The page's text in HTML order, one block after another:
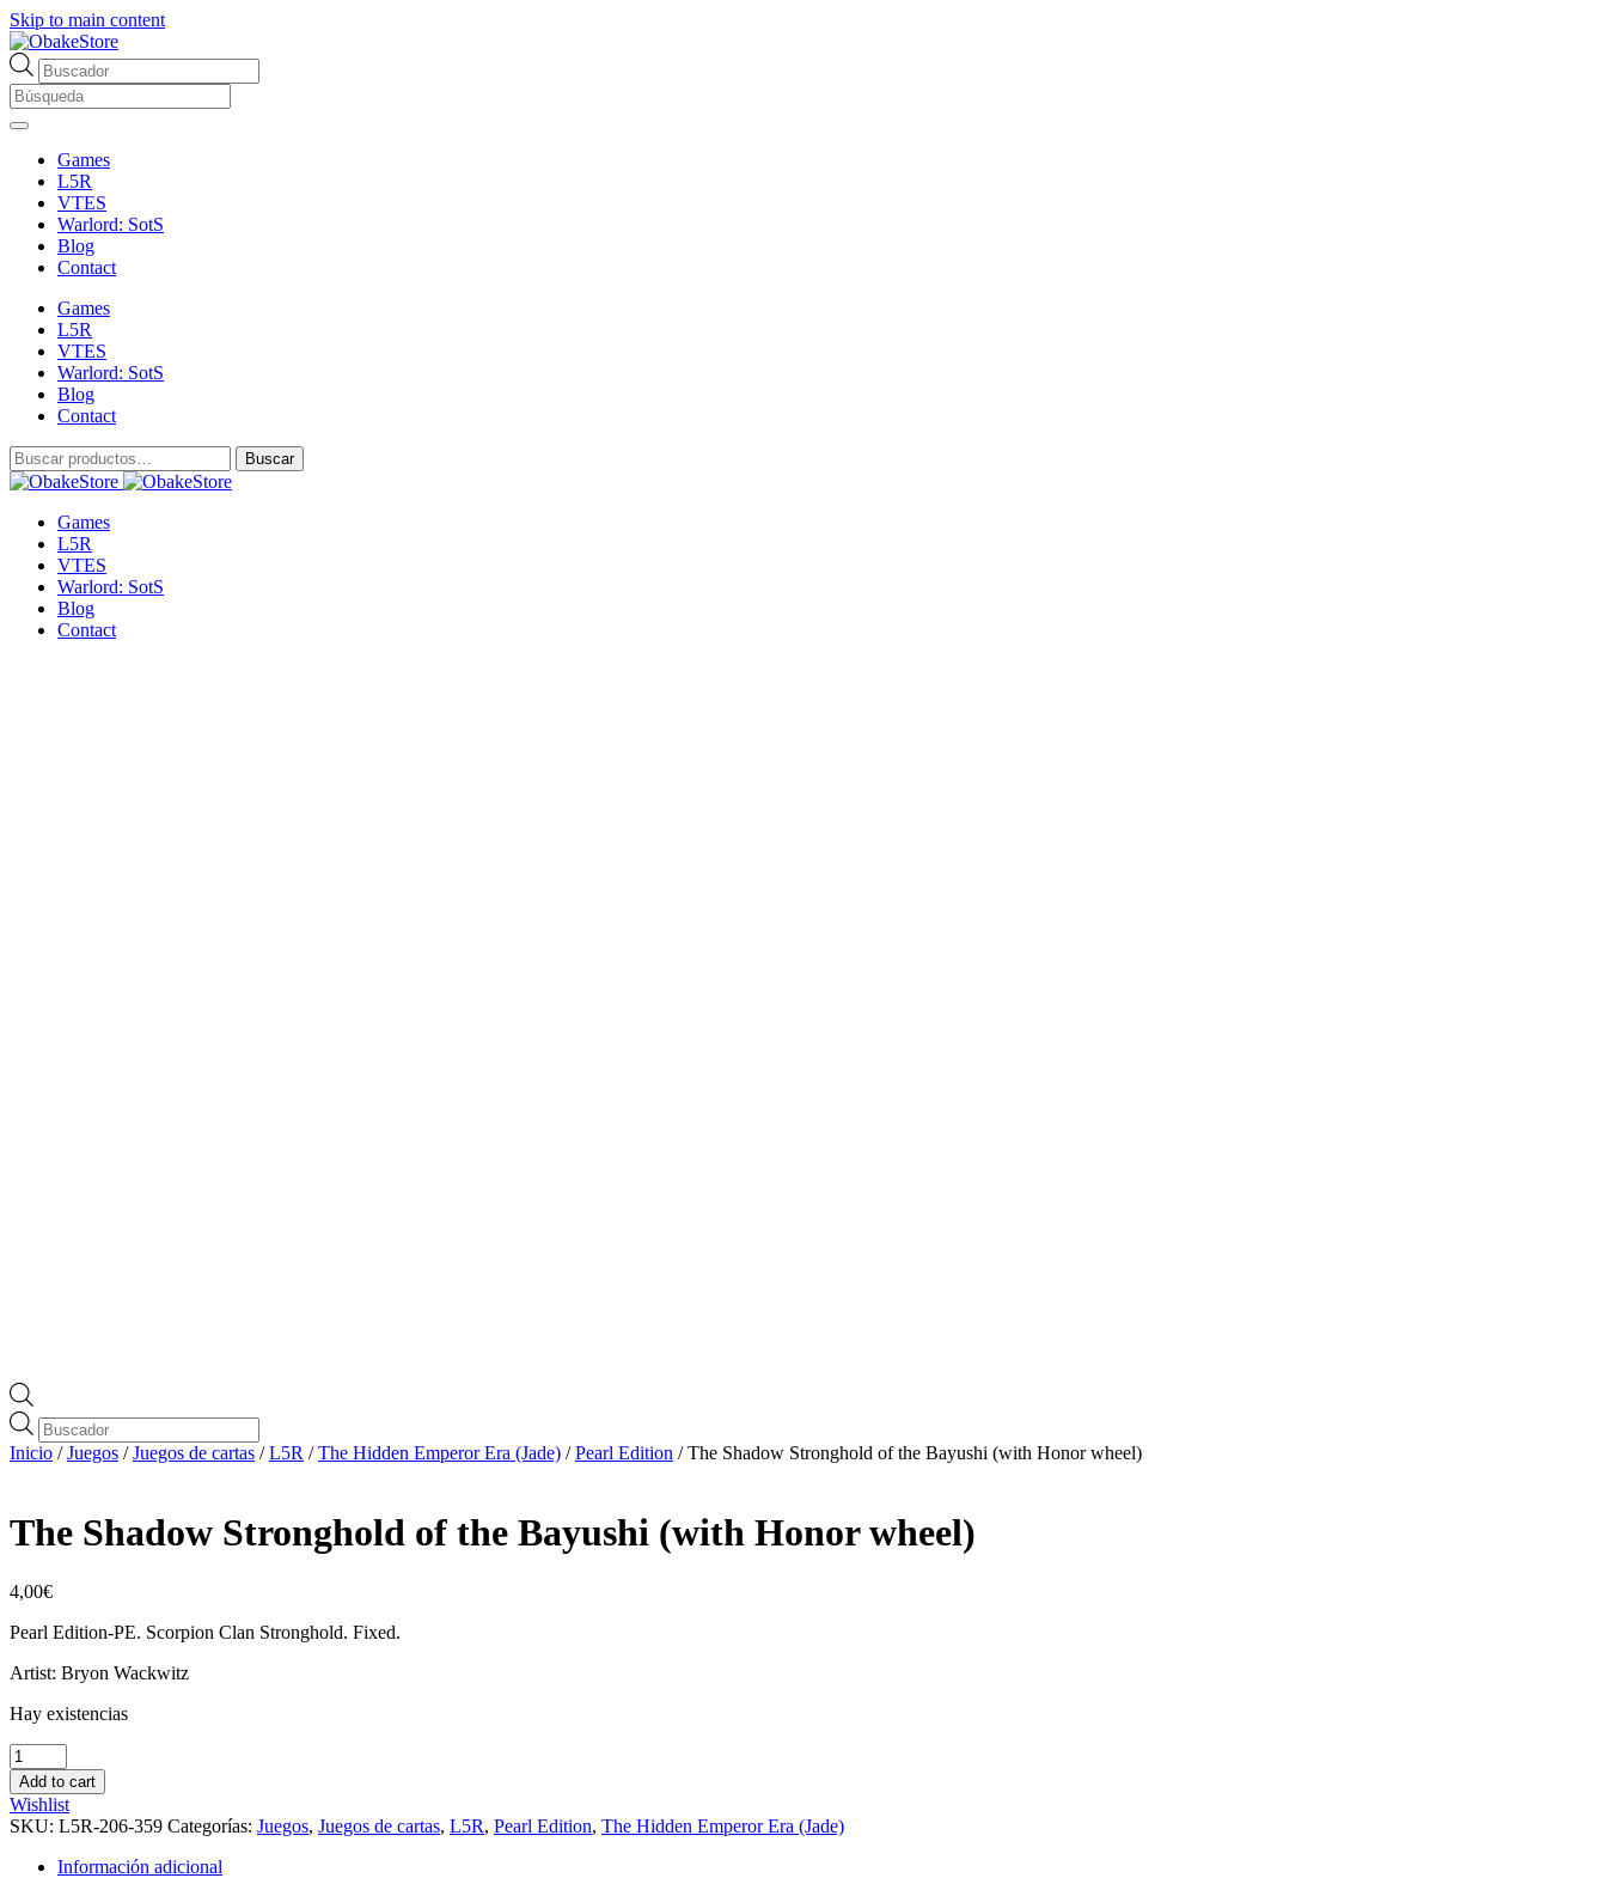
Skip to main content
Búsqueda
de
productos
Games
L5R
VTES
Warlord: SotS
Blog
Contact
Games
L5R
VTES
Warlord: SotS
Blog
Contact
Buscar
por:
Buscar
Games
L5R
VTES
Warlord: SotS
Blog
Contact
Búsqueda
de
productos
Inicio /Juegos /Juegos de cartas /L5R /The Hidden Emperor Era (Jade) /Pearl Edition / The Shadow Stronghold of the Bayushi (with Honor wheel)
The Shadow Stronghold of the Bayushi (with Honor wheel)
4,00€
Pearl Edition-PE. Scorpion Clan Stronghold. Fixed.
Artist: Bryon Wackwitz
Hay existencias
The
Shadow
Stronghold
of
the
Bayushi
Add to cart
Wishlist
SKU: L5R-206-359 Categorías: Juegos, Juegos de cartas, L5R, Pearl Edition, The Hidden Emperor Era (Jade)
Información adicional